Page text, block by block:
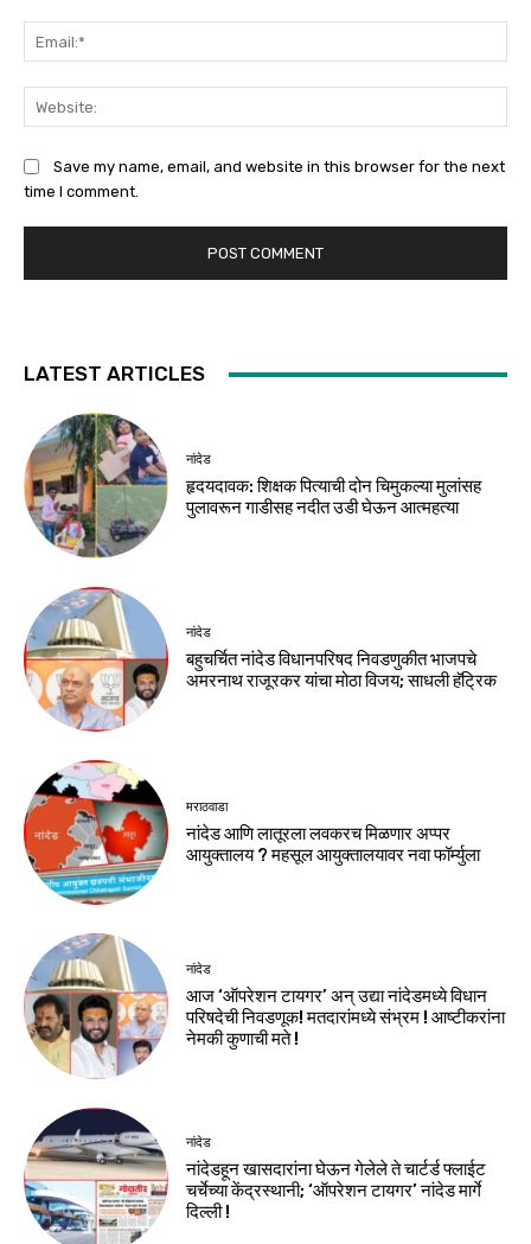
Save my name, email, and website in this browser for the next
time I comment.
LATEST ARTICLES
नांदेड
हृदयदावक: शिक्षक पित्याची दोन चिमुकल्या मुलांसह
पुलावरून गाडीसह नदीत उडी घेऊन आत्महत्या
नांदेड
बहुचर्चित नांदेड विधानपरिषद निवडणुकीत भाजपचे
अमरनाथ राजूरकर यांचा मोठा विजय; साधली हॅट्रिक
मराठवाडा
नांदेड आणि लातूरला लवकरच मिळणार अप्पर
आयुक्तालय ? महसूल आयुक्तालयावर नवा फॉर्म्युला
नांदेड
आज ‘ऑपरेशन टायगर’ अन् उद्या नांदेडमध्ये विधान
परिषदेची निवडणूक! मतदारांमध्ये संभ्रम ! आष्टीकरांना
नेमकी कुणाची मते !
नांदेड
नांदेडहून खासदारांना घेऊन गेलेले ते चार्टर्ड फ्लाईट
चर्चेच्या केंद्रस्थानी; ‘ऑपरेशन टायगर’ नांदेड मार्गे
दिल्ली !